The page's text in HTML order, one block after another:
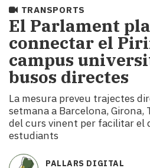
Societat
Política
i
municipis
Economia
i
Cultura
Esports
Mai
tant!
TV
TRANSPORTS
El Parlament
connectar el
campus
busos directes
La mesura preveu trajectes
setmana a Barcelona, Girona,
del curs vinent per facilitar el
estudiants
PALLARS DIGITAL